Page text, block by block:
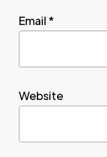
Email*
Website